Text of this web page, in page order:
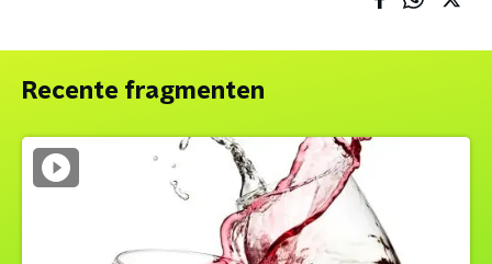
Recente fragmenten